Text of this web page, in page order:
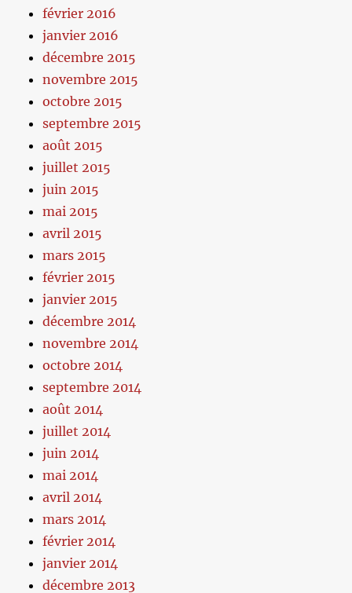
février 2016
janvier 2016
décembre 2015
novembre 2015
octobre 2015
septembre 2015
août 2015
juillet 2015
juin 2015
mai 2015
avril 2015
mars 2015
février 2015
janvier 2015
décembre 2014
novembre 2014
octobre 2014
septembre 2014
août 2014
juillet 2014
juin 2014
mai 2014
avril 2014
mars 2014
février 2014
janvier 2014
décembre 2013